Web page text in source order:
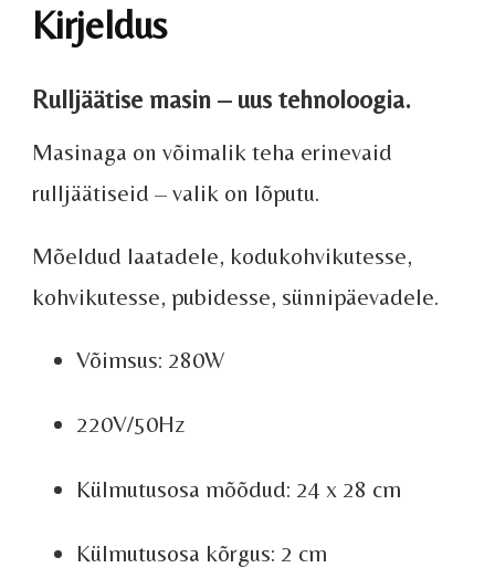
Kirjeldus
Rulljäätise masin – uus tehnoloogia.
Masinaga on võimalik teha erinevaid
rulljäätiseid – valik on lõputu.
Mõeldud laatadele, kodukohvikutesse,
kohvikutesse, pubidesse, sünnipäevadele.
Võimsus: 280W
220V/50Hz
Külmutusosa mõõdud: 24 x 28 cm
Külmutusosa kõrgus: 2 cm